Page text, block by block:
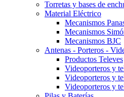
Torretas y bases de
Material Eléctrico
Mecanismos
Mecanismos
Mecanismos BJC
Antenas - Porteros -
Productos Televes
Videoporteros y
Videoporteros y
Videoporteros y